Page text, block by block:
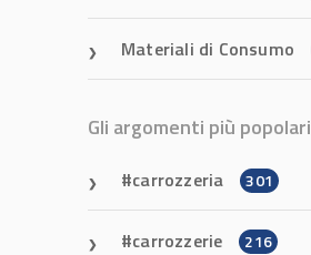
Materiali di Consumo
Gli argomenti più popolari
carrozzeria 301
carrozzerie 216